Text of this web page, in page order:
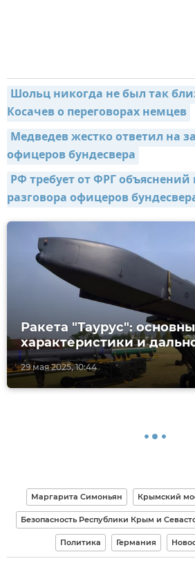
Шольц никогда не был так
Косачев о переговорах немцев
Медведев жестко ответил на
офицеров бундесвера
РФ требует от ФРГ объяснений
разговора офицеров
29 мая 2025, 10:44
Ракета "Таурус":
характеристики и
Маргарита Симоньян Крымский
Безопасность Республики Крым и
Политика Германия